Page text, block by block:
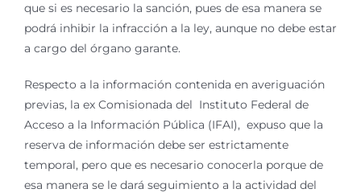
que si es necesario la sanción, pues de esa manera se
podrá inhibir la infracción a la ley, aunque no debe estar
a cargo del órgano garante.
Respecto a la información contenida en averiguación
previas, la ex Comisionada del Instituto Federal de
Acceso a la Información Pública (IFAI), expuso que la
reserva de información debe ser estrictamente
temporal, pero que es necesario conocerla porque de
esa manera se le dará seguimiento a la actividad del